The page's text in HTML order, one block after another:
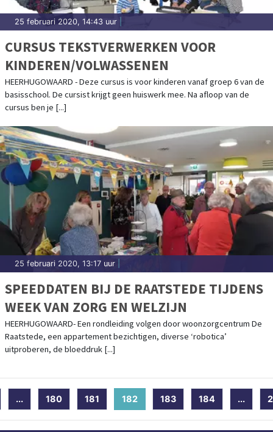
25 februari 2020, 14:43 uur
CURSUS TEKSTVERWERKEN VOOR
KINDEREN/VOLWASSENEN
HEERHUGOWAARD - Deze cursus is voor kinderen vanaf groep 6 van de
basisschool. De cursist krijgt geen huiswerk mee. Na afloop van de
cursus ben je [...]
25 februari 2020, 13:17 uur
SPEEDDATEN BIJ DE RAATSTEDE TIJDENS
WEEK VAN ZORG EN WELZIJN
HEERHUGOWAARD- Een rondleiding volgen door woonzorgcentrum De
Raatstede, een appartement bezichtigen, diverse ‘robotica’
uitproberen, de bloeddruk [...]
... 180 181 182 (current)
183 184 ...